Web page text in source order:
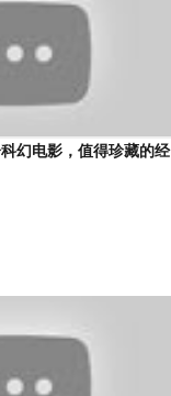
幻电影，值得珍藏的经